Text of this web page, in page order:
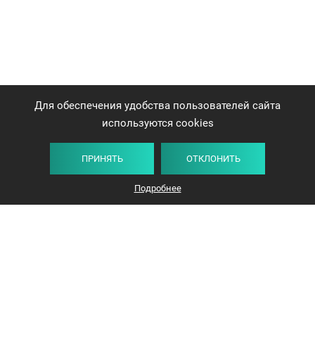
Для обеспечения удобства пользователей сайта
используются cookies
ПРИНЯТЬ ОТКЛОНИТЬ
Подробнее